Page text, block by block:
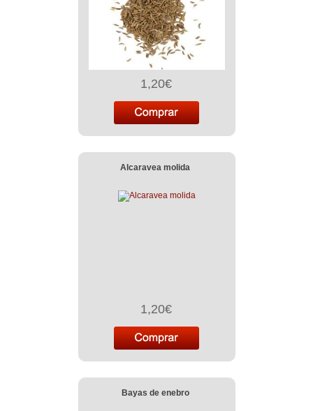
1,20€
Alcaravea molida
1,20€
Bayas de enebro